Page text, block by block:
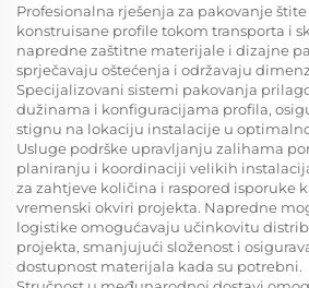
Profesionalna rješenja za pakovanje
konstruisane profile tokom transporta i
napredne zaštitne materijale i dizajne
sprječavaju oštećenja i održavaju
Specijalizovani sistemi pakovanja
dužinama i konfiguracijama profila,
stignu na lokaciju instalacije u
Usluge podrške upravljanju zalihama
planiranju i koordinaciji velikih
za zahtjeve količina i raspored isporuke
vremenski okviri projekta. Napredne
logistike omogućavaju učinkovitu
projekta, smanjujući složenost i
dostupnost materijala kada su potrebni.